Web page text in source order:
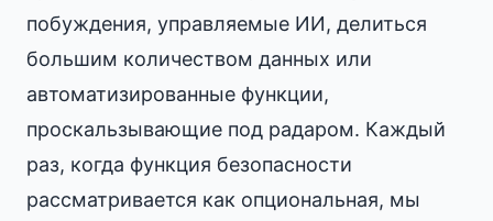
побуждения, управляемые ИИ, делиться
большим количеством данных или
автоматизированные функции,
проскальзывающие под радаром. Каждый
раз, когда функция безопасности
рассматривается как опциональная, мы